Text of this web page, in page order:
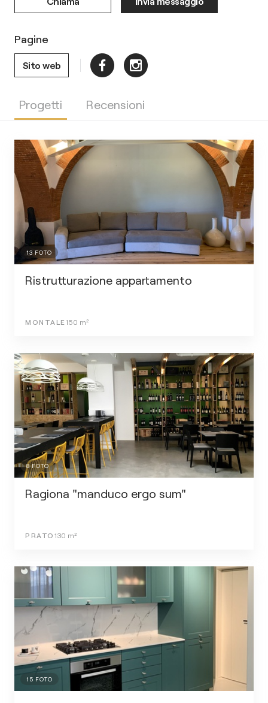
Pagine
Sito web
Progetti Recensioni
13FOTO
Ristrutturazione appartamento
MONTALE 150 m²
8FOTO
Ragiona "manduco ergo sum"
PRATO 130 m²
15 FOTO